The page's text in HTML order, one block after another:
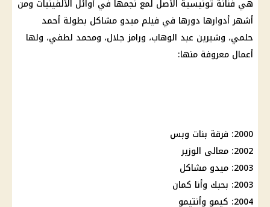
هي فنانة تونيسية الأصل لمع نجمها في أوائل الألفينيات ومن
أشهر أدوارها دورها في فيلم ميدو مشاكل بطولة أحمد
حلمي، وشيرين عبد الوهاب، ورامز جلال، ومحمد لطفي، ولها
أعمال معروفة منها:
2000: فرقة بنات وبس
2002: معالى الوزير
2003: ميدو مشاكل
2003: بحبك وأنا كمان
2004: كيمو وأنتيمو